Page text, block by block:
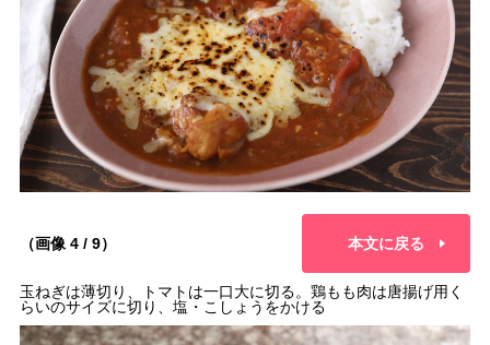
（画像 4 / 9） 本文に戻る
玉ねぎは薄切り、トマトは一口大に切る。鶏もも肉は唐揚げ用く
らいのサイズに切り、塩・こしょうをかける